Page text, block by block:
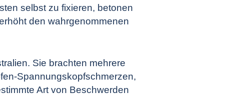
selbst zu fixieren, betonen
den wahrgenommenen
Sie brachten mehrere
Spannungskopfschmerzen,
Art von Beschwerden